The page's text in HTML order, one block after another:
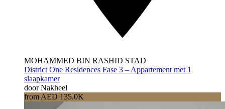
MOHAMMED BIN RASHID STAD
District One Residences Fase 3 – Appartement met 1
slaapkamer
door Nakheel
from AED 135.0K